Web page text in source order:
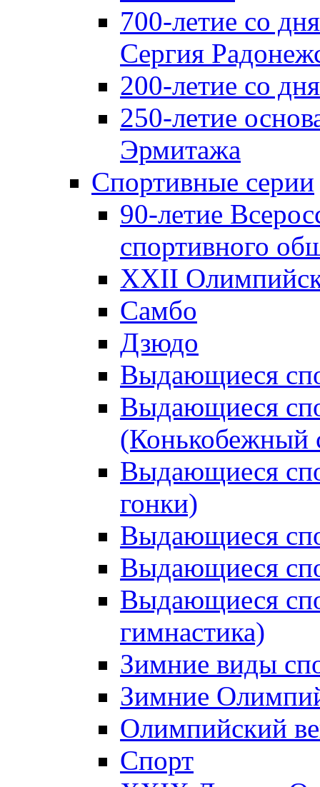
700-летие со
Сергия
200-летие со
250-летие
Эрмитажа
Спортивные серии
90-летие
спортивного
XXII
Самбо
Дзюдо
Выдающиеся
Выдающиеся
(Конькобежный
Выдающиеся
гонки)
Выдающиеся
Выдающиеся
Выдающиеся
гимнастика)
Зимние виды
Зимние
Олимпийский
Спорт